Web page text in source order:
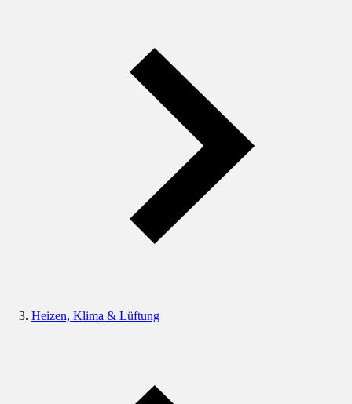
Heizen, Klima & Lüftung